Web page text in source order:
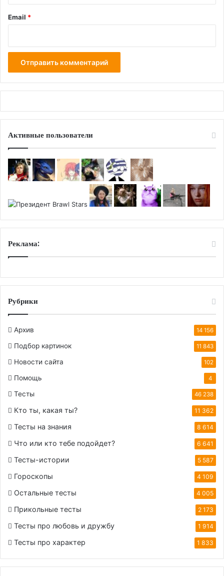
Email *
Активные пользователи
Реклама:
Рубрики
Архив 14 156
Подбор картинок 11 843
Новости сайта 102
Помощь 4
Тесты 46 238
Кто ты, какая ты? 11 362
Тесты на знания 8 614
Что или кто тебе подойдет? 6 641
Тесты-истории 5 587
Гороскопы 4 109
Остальные тесты 4 005
Прикольные тесты 2 173
Тесты про любовь и дружбу 1 914
Тесты про характер 1 833